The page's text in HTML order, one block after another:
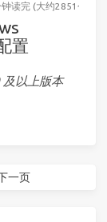
读完 (大约2851个字)
置
以上版本
一页